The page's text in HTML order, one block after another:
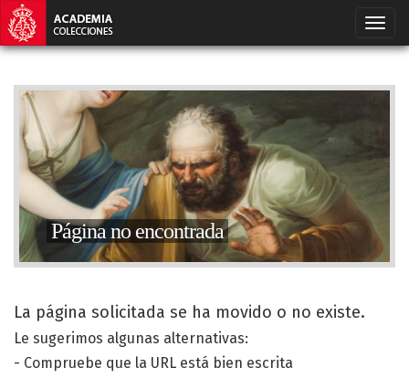
Página no encontrada
La página solicitada se ha movido o no existe.
Le sugerimos algunas alternativas:
- Compruebe que la URL está bien escrita